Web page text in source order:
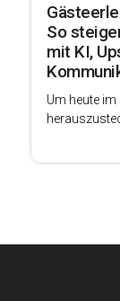
So
mit KI,
Um heute